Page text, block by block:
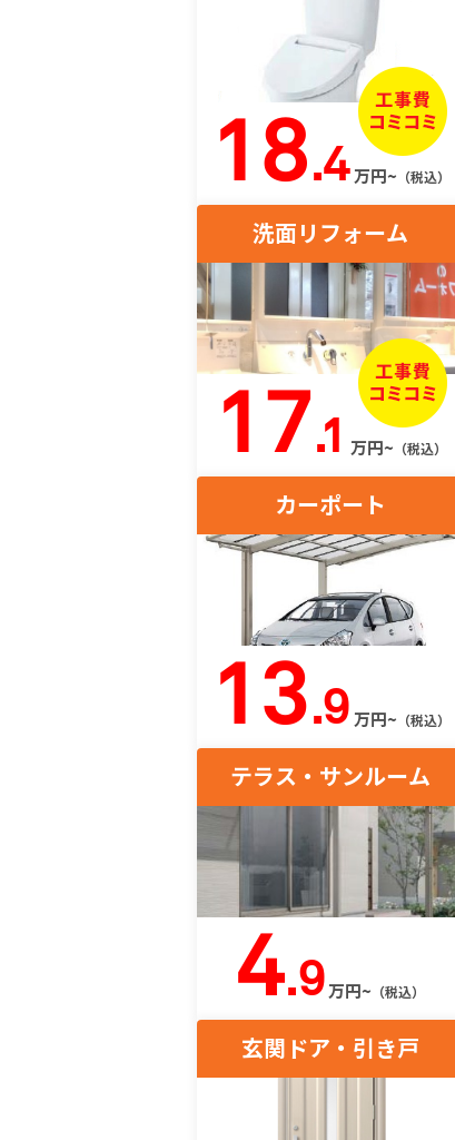
18.4万円~ （税込）
洗面リフォーム
17.1 万円~ （税込）
カーポート
13.9 万円~ （税込）
テラス・サンルーム
4.9万円~ （税込）
玄関ドア・引き戸